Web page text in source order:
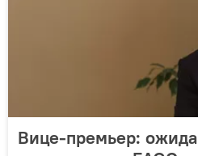
Вице-премьер: